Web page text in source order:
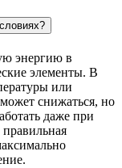
энергию в
элементы. В
или
снижаться, но
даже при